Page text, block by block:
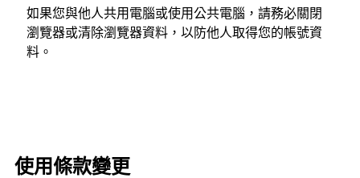
如果您與他人共用電腦或使用公共電腦，請務必關閉
瀏覽器或清除瀏覽器資料，以防他人取得您的帳號資
料。
使用條款變更